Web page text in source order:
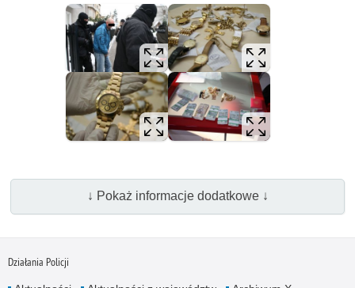
↓ Pokaż informacje dodatkowe ↓
Działania Policji